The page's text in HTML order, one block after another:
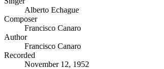
Alberto Echague
Composer
Francisco Canaro
Author
Francisco Canaro
Recorded
November 12, 1952